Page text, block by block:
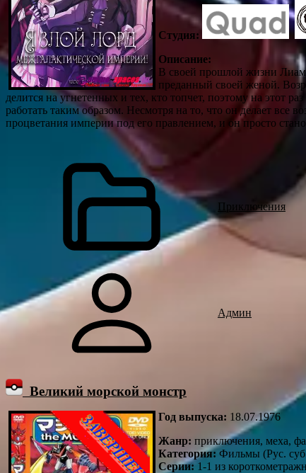
Студия:
Описание:
В своей прошлой жизни Лиам
преданный своей женой.
делится на угнетенных и тех, кто топчет, поэтому на этот
работать таким образом. Несмотря на то, что он делает
процветания империи под его правлением, и он просто
Приключения
Админ
Великий морской монстр
Год выпуска: 18.07.1976
Жанр: приключения, меха,
Категория: Фильмы (Рус.
Серии: 1-1 из